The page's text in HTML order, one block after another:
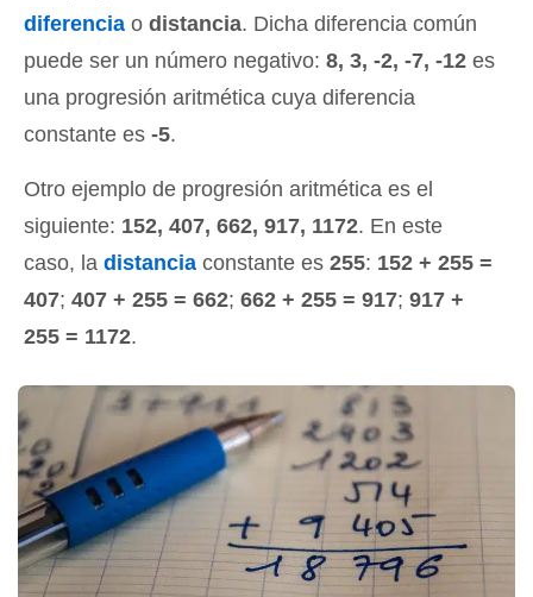
diferencia o distancia. Dicha diferencia común
puede ser un número negativo: 8, 3, -2, -7, -12 es
una progresión aritmética cuya diferencia
constante es -5.
Otro ejemplo de progresión aritmética es el
siguiente: 152, 407, 662, 917, 1172. En este
caso, la distancia constante es 255: 152 + 255 =
407; 407 + 255 = 662; 662 + 255 = 917; 917 +
255 = 1172.